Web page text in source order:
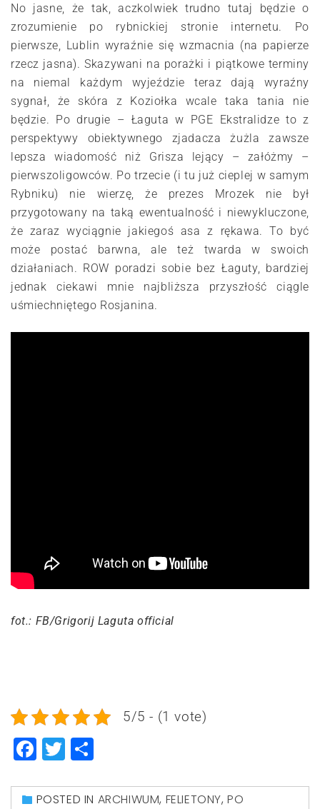
No jasne, że tak, aczkolwiek trudno tutaj będzie o
zrozumienie po rybnickiej stronie internetu. Po
pierwsze, Lublin wyraźnie się wzmacnia (na papierze
rzecz jasna). Skazywani na porażki i piątkowe terminy
na niemal każdym wyjeździe teraz dają wyraźny
sygnał, że skóra z Koziołka wcale taka tania nie
będzie. Po drugie – Łaguta w PGE Ekstralidze to z
perspektywy obiektywnego zjadacza żużla zawsze
lepsza wiadomość niż Grisza lejący – załóżmy –
pierwszoligowców. Po trzecie (i tu już cieplej w samym
Rybniku) nie wierzę, że prezes Mrozek nie był
przygotowany na taką ewentualność i niewykluczone,
że zaraz wyciągnie jakiegoś asa z rękawa. To być
może postać barwna, ale też twarda w swoich
działaniach. ROW poradzi sobie bez Łaguty, bardziej
jednak ciekawi mnie najbliższa przyszłość ciągle
uśmiechniętego Rosjanina.
fot.: FB/Grigorij Laguta official
5/5 - (1 vote)
Facebook
Twitter
POSTED IN ARCHIWUM, FELIETONY,PO